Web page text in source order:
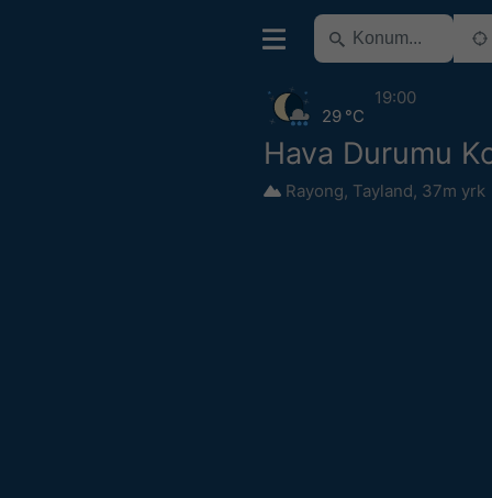
Hava Durumu
Rayong, Tayland, 37m yrk
29 °C
19:00